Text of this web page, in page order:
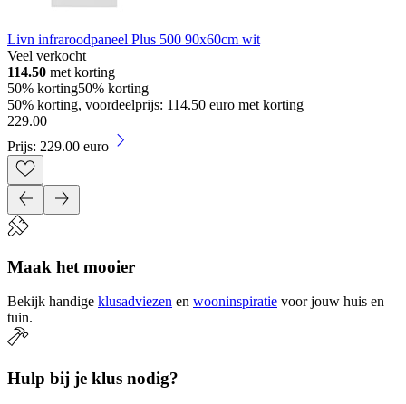
Livn infraroodpaneel Plus 500 90x60cm wit
Veel verkocht
114.50 met korting
50% korting50% korting
50% korting, voordeelprijs: 114.50 euro met korting
229.00
Prijs: 229.00 euro
Maak het mooier
Bekijk handige klusadviezen en wooninspiratie voor jouw huis en
tuin.
Hulp bij je klus nodig?